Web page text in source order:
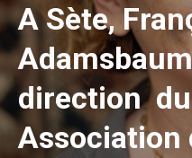
A Sète,
direction
Association